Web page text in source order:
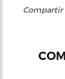
Compartir